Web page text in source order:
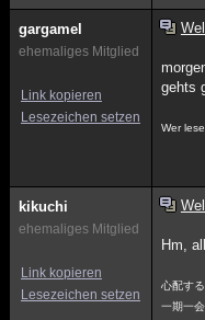
gargamel
ehemaliges Mitglied
Link kopieren
Lesezeichen setzen
gehts
Wer
kikuchi
ehemaliges Mitglied
Link kopieren
Lesezeichen setzen
Hm,
心配す
一期一会